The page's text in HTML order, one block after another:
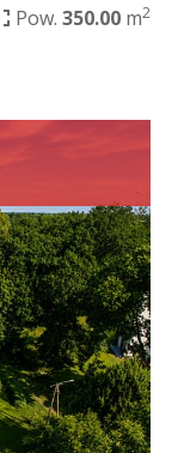
Pow. 350.00 m2